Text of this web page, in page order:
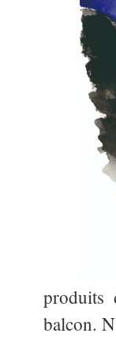
produits
balcon.